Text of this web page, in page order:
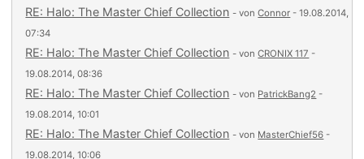
RE: Halo: The Master Chief Collection - vonConnor - 19.08.2014,
07:34
RE: Halo: The Master Chief Collection - vonCRONIX 117 -
19.08.2014, 08:36
RE: Halo: The Master Chief Collection - von PatrickBang2 -
19.08.2014, 10:01
RE: Halo: The Master Chief Collection - von MasterChief56 -
19.08.2014, 10:06